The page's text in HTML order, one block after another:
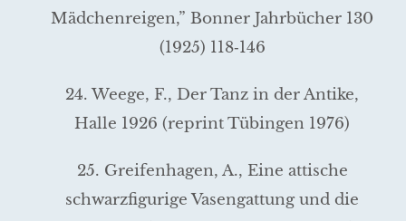
Mädchenreigen,” Bonner Jahr­bücher 130
(1925) 118‑146
24. Weege, F., Der Tanz in der Antike,
Halle 1926 (reprint Tübingen 1976)
25. Greifenhagen, A., Eine attische
schwarzfigurige Vasengattung und die